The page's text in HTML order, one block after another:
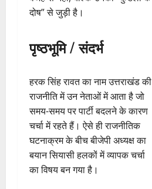
दोष” से जुड़ी है।
पृष्ठभूमि / संदर्भ
हरक सिंह रावत का नाम उत्तराखंड की
राजनीति में उन नेताओं में आता है जो
समय-समय पर पार्टी बदलने के कारण
चर्चा में रहते हैं। ऐसे ही राजनीतिक
घटनाक्रम के बीच बीजेपी अध्यक्ष का
बयान सियासी हलकों में व्यापक चर्चा
का विषय बन गया है।